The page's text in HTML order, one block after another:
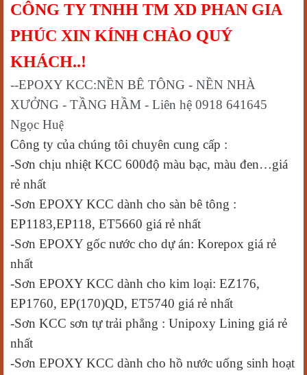
CÔNG TY TNHH TM XD PHAN GIA
PHÚC XIN KÍNH CHÀO QUÝ
KHÁCH..!
--EPOXY KCC:NỀN BÊ TÔNG - NỀN NHÀ
XƯỞNG - TẦNG HẦM - Liên hệ 0918 641645
Ngọc Huệ
Công ty của chúng tôi chuyên cung cấp :
-Sơn chịu nhiệt KCC 600độ màu bạc, màu đen…giá
rẻ nhất
-Sơn EPOXY KCC dành cho sàn bê tông :
EP1183,EP118, ET5660 giá rẻ nhất
-Sơn EPOXY gốc nước cho dự án: Korepox giá rẻ
nhất
-Sơn EPOXY KCC dành cho kim loại: EZ176,
EP1760, EP(170)QD, ET5740 giá rẻ nhất
-Sơn KCC sơn tự trải phẳng : Unipoxy Lining giá rẻ
nhất
-Sơn EPOXY KCC dành cho hồ nước uống sinh hoạt